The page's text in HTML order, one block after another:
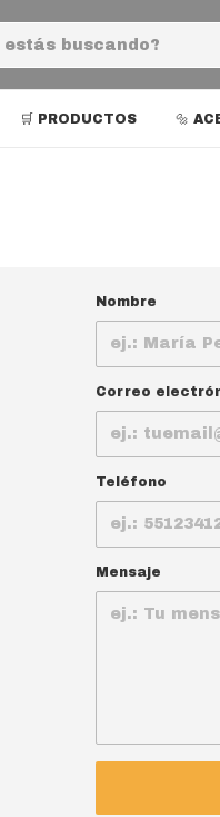
🛒 PRODUCTOS 🔩
Nombre
Correo
Teléfono
Mensaje